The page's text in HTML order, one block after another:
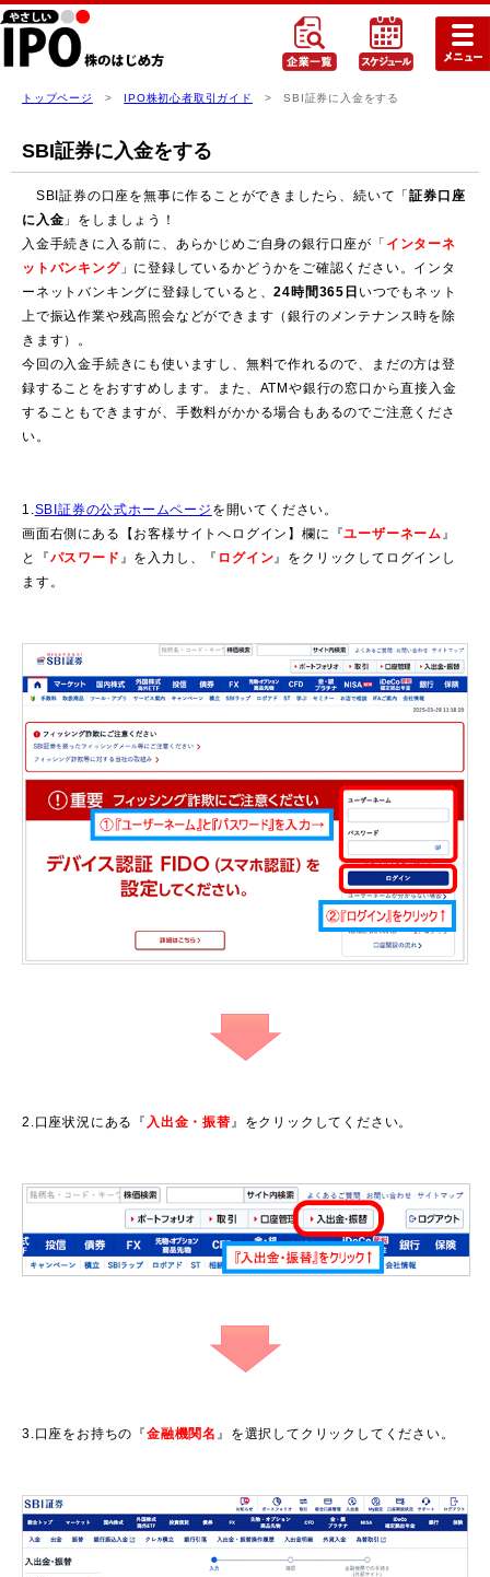
トップページ > IPO株初心者取引ガイド > SBI証券に入金をする
SBI証券に入金をする
SBI証券の口座を無事に作ることができましたら、続いて「証券口座
に入金 」をしましょう！
入金手続きに入る前に、あらかじめご自身の銀行口座が「 インターネ
ットバンキング」に登録しているかどうかをご確認ください。インタ
ーネットバンキングに登録していると、24時間365日 いつでもネット
上で振込作業や残高照会などができます（銀行のメンテナンス時を除
きます）。
今回の入金手続きにも使いますし、無料で作れるので、まだの方は登
録することをおすすめします。また、ATMや銀行の窓口から直接入金
することもできますが、手数料がかかる場合もあるのでご注意くださ
い。
1.SBI証券の公式ホームページ を開いてください。
画面右側にある【お客様サイトへログイン】欄に『ユーザーネーム』
と『パスワード 』を入力し、『 ログイン』をクリックしてログインし
ます。
2.口座状況にある『 入出金・振替』をクリックしてください。
3.口座をお持ちの『金融機関名 』を選択してクリックしてください。